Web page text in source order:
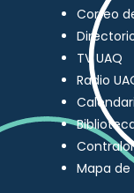
Correo
TV UAQ
Radio
Mapa de